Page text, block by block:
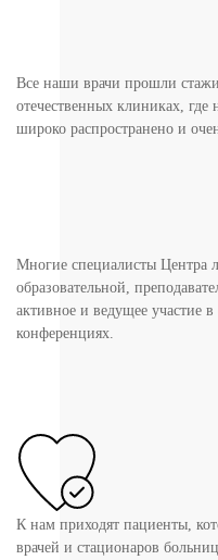
Все наши врачи прошли
отечественных клиниках, где
широко распространено и
Многие специалисты Центра
образовательной,
активное и ведущее участие
конференциях.
К нам приходят пациенты,
врачей и стационаров